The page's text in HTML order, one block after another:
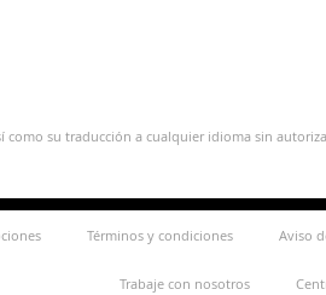
como su traducción a cualquier idioma sin
Términos y condiciones Aviso
Trabaje con nosotros